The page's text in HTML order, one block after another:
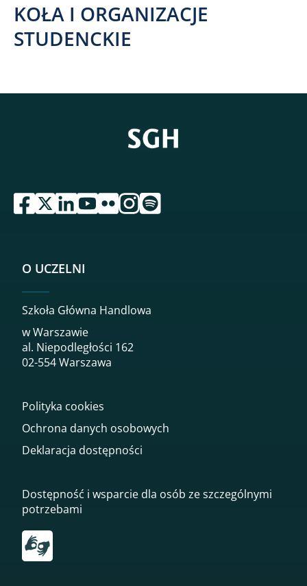
KOŁA I ORGANIZACJE
STUDENCKIE
przejdź do serwisu facebook sgh
przejdź do serwisu twitter sgh
przejdź do serwisu linkedin sgh
przejdź do serwisu youtube sgh
przejdź do serwisu flickr sgh
przejdź do serwisu instagram sgh
przejdź do serwisu spotify sgh
O UCZELNI
Szkoła Główna Handlowa
w Warszawie
al. Niepodległości 162
02-554 Warszawa
Polityka cookies
Ochrona danych osobowych
Deklaracja dostępności
Dostępność i wsparcie dla osób ze szczególnymi
potrzebami
Przekierowanie do tłumacza on-line języka migowego